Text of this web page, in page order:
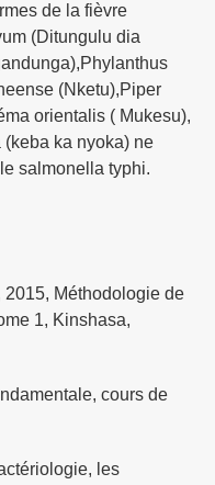
de la fièvre
(Ditungulu dia
(Nketu),Piper
orientalis ( Mukesu),
ka nyoka) ne
salmonella typhi.
Méthodologie de
1, Kinshasa,
cours de
les